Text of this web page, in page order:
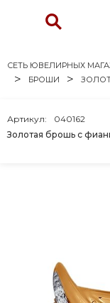
СЕТЬ ЮВЕЛИРНЫХ
БРОШИ
Золотая брошь с
Артикул: 040162